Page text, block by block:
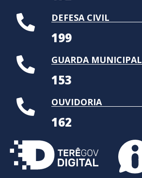
DEFESA CIVIL
199
GUARDA MUNICIPAL
153
OUVIDORIA
162